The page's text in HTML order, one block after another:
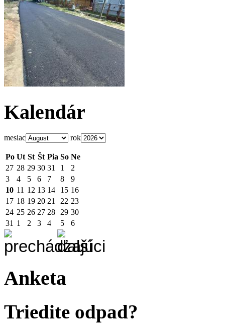
Kalendár
mesiac rok
Po Ut St Št Pia So Ne
27 28 29 30 31 1
2
3
4 5 6 7 8
9
10 11 12 13 14 15 16
17 18 19 20 21 22 23
24 25 26 27 28 29 30
31 1 2 3 4 5 6
Anketa
Triedite odpad?